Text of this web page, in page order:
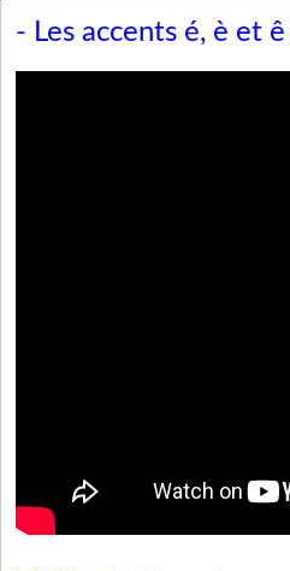
- Les accents é, è et ê